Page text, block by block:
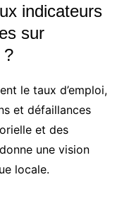
indicateurs
sur
?
le taux d’emploi,
et défaillances
et des
une vision
locale.